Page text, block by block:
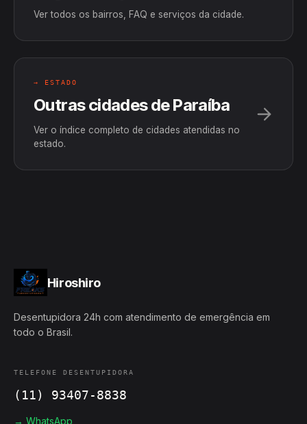
Ver todos os bairros, FAQ e serviços da cidade.
→ ESTADO
Outras cidades de Paraíba
Ver o índice completo de cidades atendidas no
estado.
Hiroshiro
Desentupidora 24h com atendimento de emergência em
todo o Brasil.
TELEFONE DESENTUPIDORA
(11) 93407-8838
→ WhatsApp